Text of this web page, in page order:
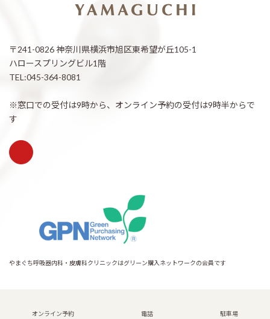
〒241-0826 神奈川県横浜市旭区東希望が丘105-1
ハロースプリングビル1階
TEL:045-364-8081
※窓口での受付は9時から、オンライン予約の受付は9時半からで
す
やまぐち呼吸器内科・皮膚科クリニックはグリーン購入ネットワークの会員です
オンライン予約 電話 駐車場